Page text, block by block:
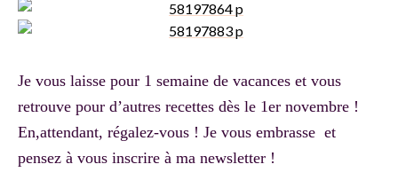
Je vous laisse pour 1 semaine de vacances et vous
retrouve pour d’autres recettes dès le 1er novembre !
En,attendant, régalez-vous ! Je vous embrasse et
pensez à vous inscrire à ma newsletter !